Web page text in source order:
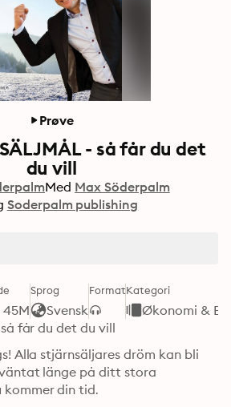
Prøve
- så får du det
du vill
Med Max Söderpalm
Soderpalm publishing
45M
Sprog
Svensk
FormatKategori
Økonomi &
får du det du vill
Alla stjärnsäljares dröm kan bli
länge på ditt stora